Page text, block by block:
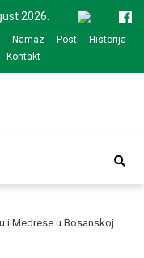
2026.
Namaz Post
Historija
Kontakt
i Medrese u Bosanskoj